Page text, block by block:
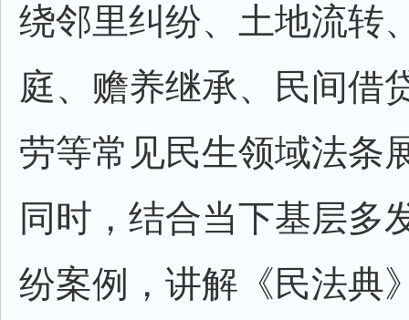
绕邻里纠纷、土地流转
庭、赡养继承、民间借
劳等常见民生领域法条
同时，结合当下基层多
纷案例，讲解《民法典